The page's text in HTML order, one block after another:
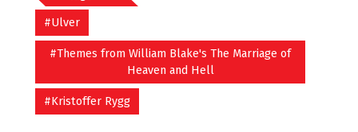
#Ulver
#Themes from William Blake's The Marriage of
Heaven and Hell
#Kristoffer Rygg